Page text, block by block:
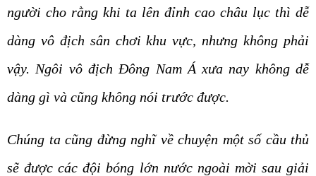
người cho rằng khi ta lên đỉnh cao châu lục thì dễ
dàng vô địch sân chơi khu vực, nhưng không phải
vậy. Ngôi vô địch Đông Nam Á xưa nay không dễ
dàng gì và cũng không nói trước được.
Chúng ta cũng đừng nghĩ về chuyện một số cầu thủ
sẽ được các đội bóng lớn nước ngoài mời sau giải